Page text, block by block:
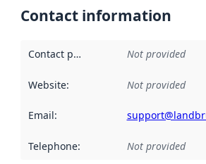
Contact information
Contact point Not provided
Website: Not provided
Email:
Telephone: Not provided